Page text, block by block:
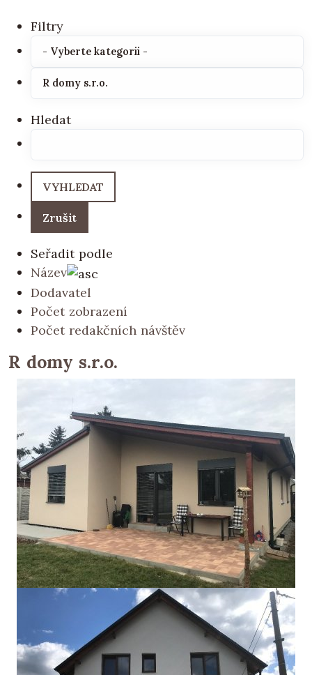
Filtry
Hledat
Seřadit podle
Název
Dodavatel
Počet zobrazení
Počet redakčních návštěv
R domy s.r.o.